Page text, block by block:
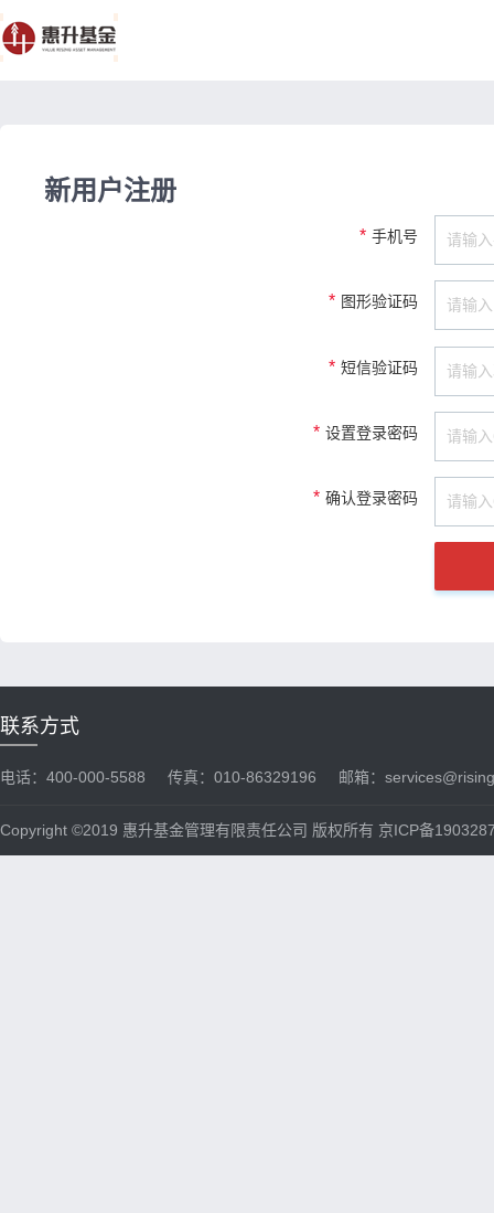
新用户注册
* 手机号
* 图形验证码
* 短信验证码
* 设置登录密码
* 确认登录密码
联系方式
电话：400-000-5588 传真：010-86329196 邮箱：
Copyright ©2019 惠升基金管理有限责任公司 版权所有 京ICP备